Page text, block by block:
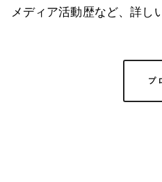
メディア活動歴など、詳し
プ